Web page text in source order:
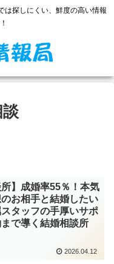
は探しにくい、鮮度の高い情報
所】成婚率55％！本気
お相手と結婚したい
タッフの手厚いサポ
で導く結婚相談所
2026.04.12